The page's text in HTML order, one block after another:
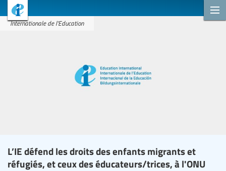
Internationale de l'Education
L’IE défend les droits des enfants migrants et
réfugiés, et ceux des éducateurs/trices, à l'ONU